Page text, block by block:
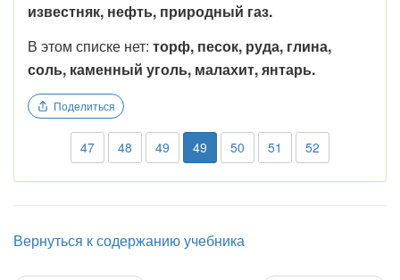
известняк, нефть, природный газ.
В этом списке нет: торф, песок, руда, глина,
соль, каменный уголь, малахит, янтарь.
Поделиться
47 48 49 49 50 51 52
Вернуться к содержанию учебника